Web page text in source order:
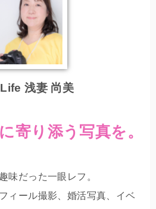
浅妻 尚美
寄り添う写真を。
味だった一眼レフ。
ィール撮影、婚活写真、イベ